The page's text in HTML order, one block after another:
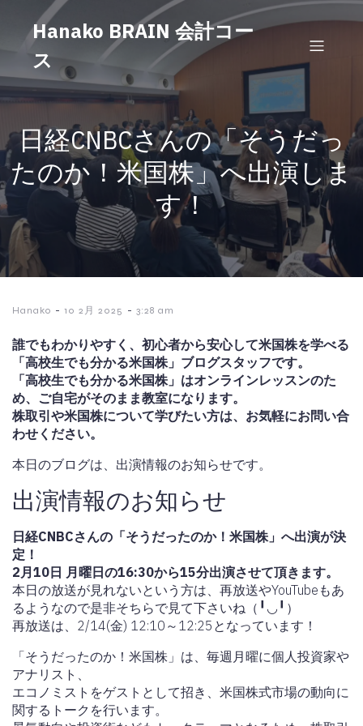
Hanako BRAIN 会計コー
ス
日経CNBCさんの「そうだっ
たのか！米国株」へ出演しま
す！
Hanako - 10 2月 2025 - 3:28 am
誰でもわかりやすく、初心者から安心して米国株を学べる
「高校生でも分かる米国株」ブログスタッフです。
「高校生でも分かる米国株」はオンラインレッスンのた
め、ご自宅がそのまま教室になります。
株取引や米国株について学びたい方は、お気軽にお問い合
わせください。
本日のブログは、出演情報のお知らせです。
出演情報のお知らせ
日経CNBCさんの「そうだったのか！米国株」へ出演が決
定！
2月10日 月曜日の16:30から15分出演させて頂きます。
本日の放送が見れないという方は、再放送やYouTubeもあ
るようなので是非そちらで見て下さいね（╹◡╹）
再放送は、2/14(金) 12:10～12:25となっています！
「そうだったのか！米国株」は、毎週月曜に個人投資家や
アナリスト、
エコノミストをゲストとして招き、米国株式市場の動向に
関するトークを行います。